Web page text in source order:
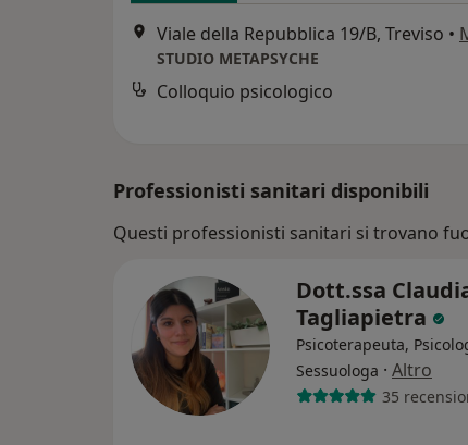
Viale della Repubblica 19/B, Treviso •
STUDIO METAPSYCHE
Colloquio psicologico
Professionisti sanitari disponibili
Questi professionisti sanitari si trovano
Dott.ssa
Tagliapietra
Psicoterapeuta,
Sessuologa · Altro
35